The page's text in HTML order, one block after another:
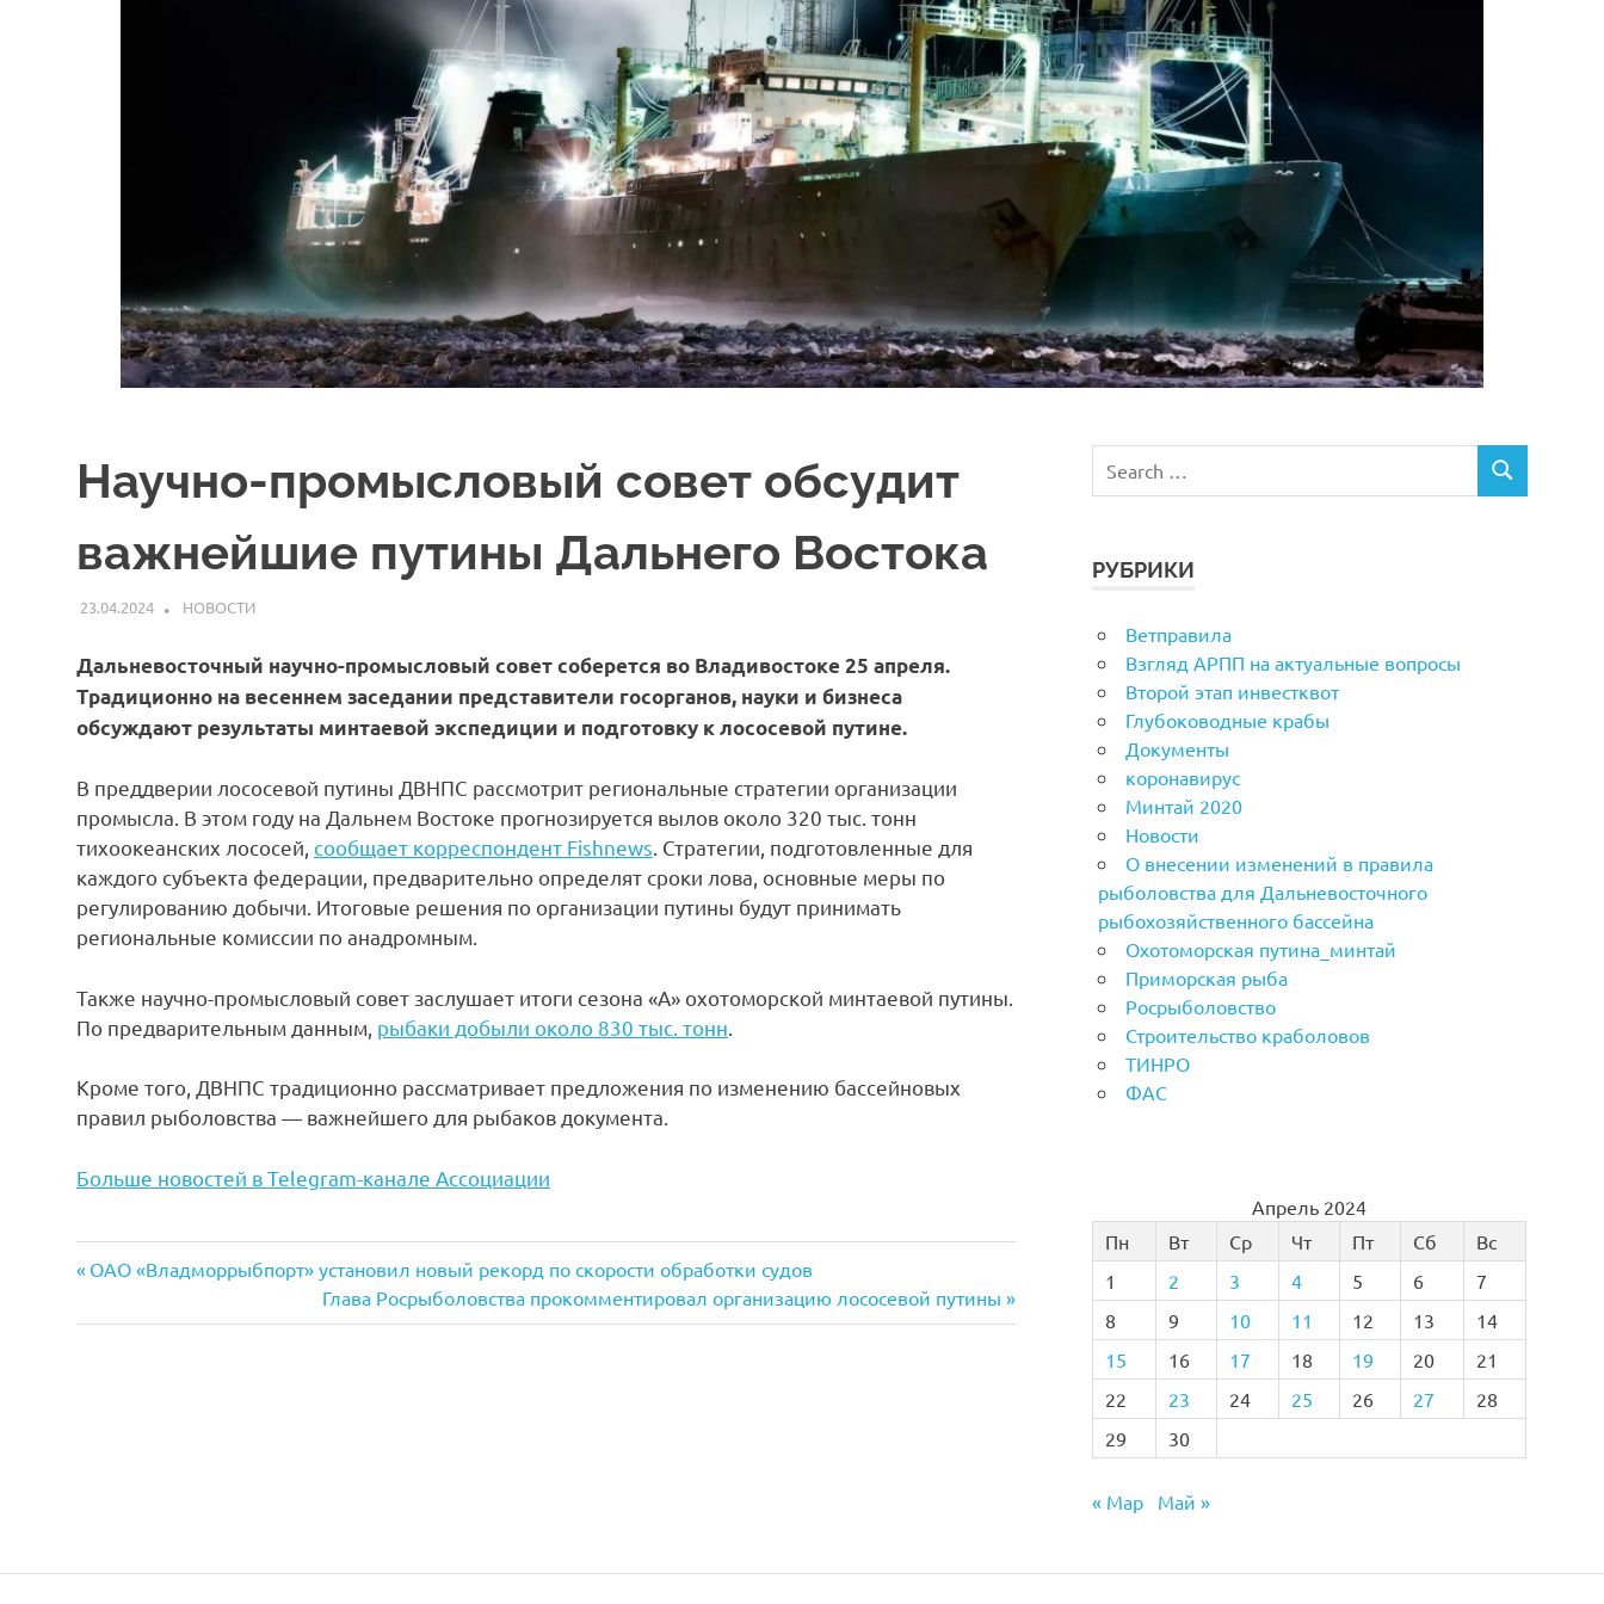
Научно-промысловый совет обсудит
важнейшие путины Дальнего Востока
23.04.2024 ARPP
НОВОСТИ
Дальневосточный научно-промысловый совет соберется во Владивостоке 25 апреля.
Традиционно на весеннем заседании представители госорганов, науки и бизнеса
обсуждают результаты минтаевой экспедиции и подготовку к лососевой путине.
В преддверии лососевой путины ДВНПС рассмотрит региональные стратегии организации
промысла. В этом году на Дальнем Востоке прогнозируется вылов около 320 тыс. тонн
тихоокеанских лососей, сообщает корреспондент Fishnews. Стратегии, подготовленные для
каждого субъекта федерации, предварительно определят сроки лова, основные меры по
регулированию добычи. Итоговые решения по организации путины будут принимать
региональные комиссии по анадромным.
Также научно-промысловый совет заслушает итоги сезона «А» охотоморской минтаевой путины.
По предварительным данным, рыбаки добыли около 830 тыс. тонн
Кроме того, ДВНПС традиционно рассматривает предложения по изменению бассейновых
правил рыболовства — важнейшего для рыбаков документа.
Больше новостей в Telegram-канале Ассоциации
Навигация
по
Previous
ОАО «Владморрыбпорт» установил новый рекорд по скорости обработки судов
Next
Post:
Глава Росрыболовства прокомментировал организацию лососевой путины
РУБРИКИ
Ветправила
Взгляд АРПП на актуальные вопросы
Второй этап инвестквот
Глубоководные крабы
Документы
коронавирус
Минтай 2020
Новости
О внесении изменений в правила
рыболовства для Дальневосточного
рыбохозяйственного бассейна
Охотоморская путина_минтай
Приморская рыба
Росрыболовство
Строительство краболовов
ТИНРО
ФАС
Апрель 2024
Пн
Вт Ср Чт Пт Сб
Вс
1
2 3 4 5 6
7
8
9 10 11 12 13
14
15
16 17 18 19 20
21
22
23 24 25 26 27
28
29
30
« Мар Май »